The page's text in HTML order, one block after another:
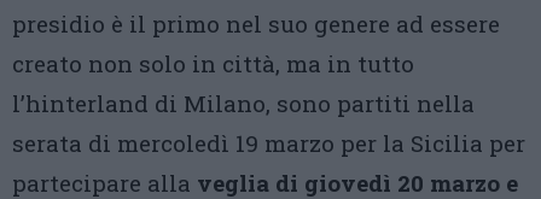
presidio è il primo nel suo genere ad essere
creato non solo in città, ma in tutto
l’hinterland di Milano, sono partiti nella
serata di mercoledì 19 marzo per la Sicilia per
partecipare alla veglia di giovedì 20 marzo e